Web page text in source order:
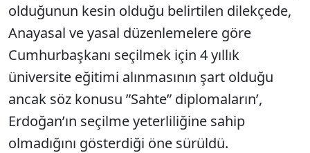
olduğunun kesin olduğu belirtilen dilekçede,
Anayasal ve yasal düzenlemelere göre
Cumhurbaşkanı seçilmek için 4 yıllık
üniversite eğitimi alınmasının şart olduğu
ancak söz konusu ”Sahte” diplomaların’,
Erdoğan’ın seçilme yeterliliğine sahip
olmadığını gösterdiği öne sürüldü.